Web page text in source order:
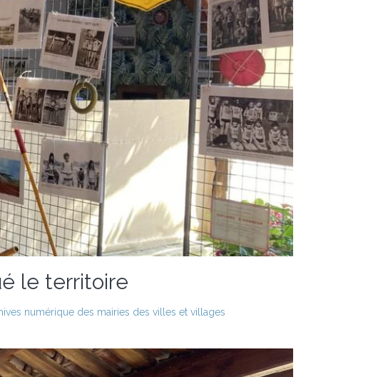
le territoire
numérique des mairies des villes et villages